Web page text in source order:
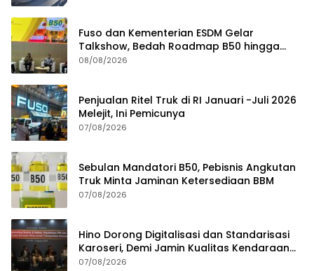
Fuso dan Kementerian ESDM Gelar
Talkshow, Bedah Roadmap B50 hingga
Dampaknya
08/08/2026
Penjualan Ritel Truk di RI Januari -Juli 2026
Melejit, Ini Pemicunya
07/08/2026
Sebulan Mandatori B50, Pebisnis Angkutan
Truk Minta Jaminan Ketersediaan BBM
07/08/2026
Hino Dorong Digitalisasi dan Standarisasi
Karoseri, Demi Jamin Kualitas Kendaraan
Pelanggan
07/08/2026